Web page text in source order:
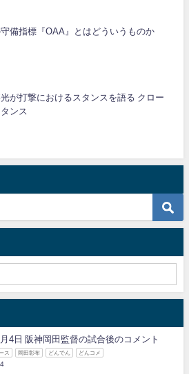
備指標『OAA』とはどういうものか
が打撃におけるスタンスを語る クロー
ンス
4日 阪神岡田監督の試合後のコメント
ス 岡田彰布 どんでん どんコメ